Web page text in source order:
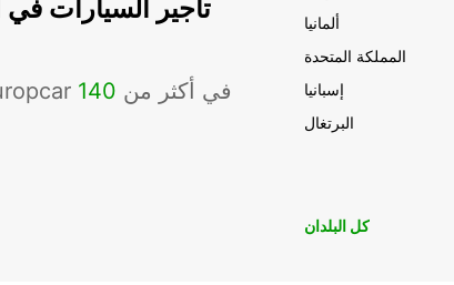
تأجير السيارات في
موقعًا لشركة Europcar في أكثر من 140
ألمانيا
المملكة المتحدة
إسبانيا
البرتغال
كل البلدان